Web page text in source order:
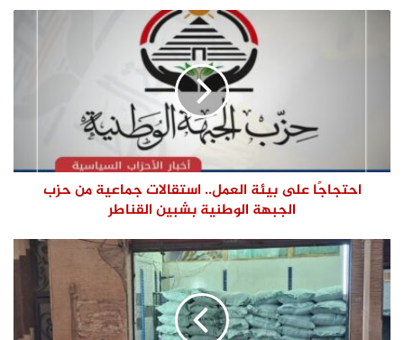
احتجاجًا على بيئة العمل.. استقالات جماعية من حزب
الجبهة الوطنية بشبين القناطر